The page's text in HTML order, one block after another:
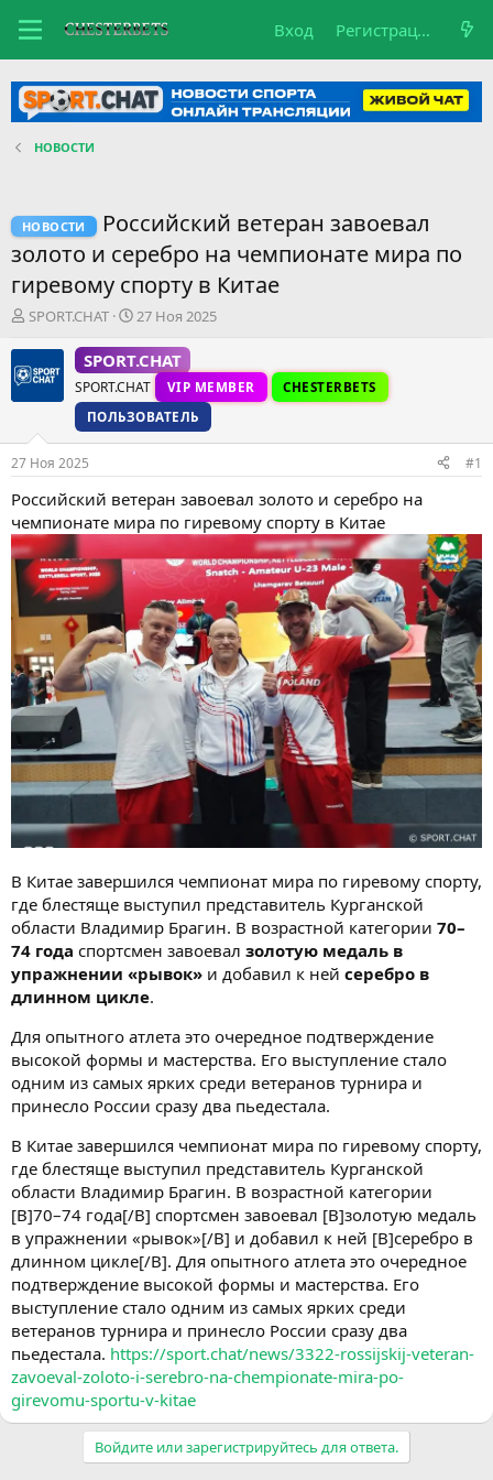
Вход Регистрация
НОВОСТИ
НОВОСТИ
Российский ветеран завоевал
золото и серебро на чемпионате мира по
гиревому спорту в Китае
А
т
о
е
м
ы
SPORT.CHAT
Д
т
а
н
а
ч
л
а
27 Ноя 2025
SPORT.CHAT
SPORT.CHAT VIP MEMBER
CHESTERBETS
ПОЛЬЗОВАТЕЛЬ
27 Ноя 2025 #1
Российский ветеран завоевал золото и серебро на
чемпионате мира по гиревому спорту в Китае
В Китае завершился чемпионат мира по гиревому спорту,
где блестяще выступил представитель Курганской
области Владимир Брагин. В возрастной категории 70–
74 года спортсмен завоевал золотую медаль в
упражнении «рывок» и добавил к ней серебро в
длинном цикле.
Для опытного атлета это очередное подтверждение
высокой формы и мастерства. Его выступление стало
одним из самых ярких среди ветеранов турнира и
принесло России сразу два пьедестала.
В Китае завершился чемпионат мира по гиревому спорту,
где блестяще выступил представитель Курганской
области Владимир Брагин. В возрастной категории
[B]70–74 года[/B] спортсмен завоевал [B]золотую медаль
в упражнении «рывок»[/B] и добавил к ней [B]серебро в
длинном цикле[/B]. Для опытного атлета это очередное
подтверждение высокой формы и мастерства. Его
выступление стало одним из самых ярких среди
ветеранов турнира и принесло России сразу два
пьедестала. https://sport.chat/news/3322-rossijskij-veteran-
zavoeval-zoloto-i-serebro-na-chempionate-mira-po-
girevomu-sportu-v-kitae
Войдите или зарегистрируйтесь для ответа.